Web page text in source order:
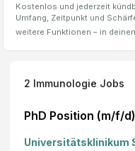
Kostenlos und jederzeit
Umfang, Zeitpunkt und
weitere Funktionen – in
2 Immunologie Jobs
PhD Position (m/f/d)
Universitätsklinikum